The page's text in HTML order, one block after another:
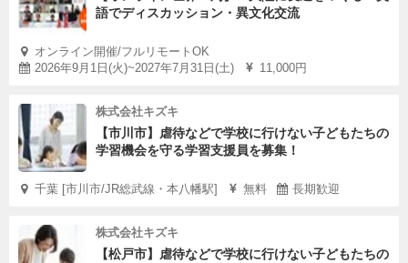
語でディスカッション・異文化交流
オンライン開催/フルリモートOK
2026年9月1日(火)~2027年7月31日(土)
11,000円
株式会社キズキ
【市川市】虐待などで学校に行けない子どもたちの
学習機会を守る学習支援員を募集！
千葉 [市川市/JR総武線・本八幡駅] 無料 長期歓迎
株式会社キズキ
【松戸市】虐待などで学校に行けない子どもたちの